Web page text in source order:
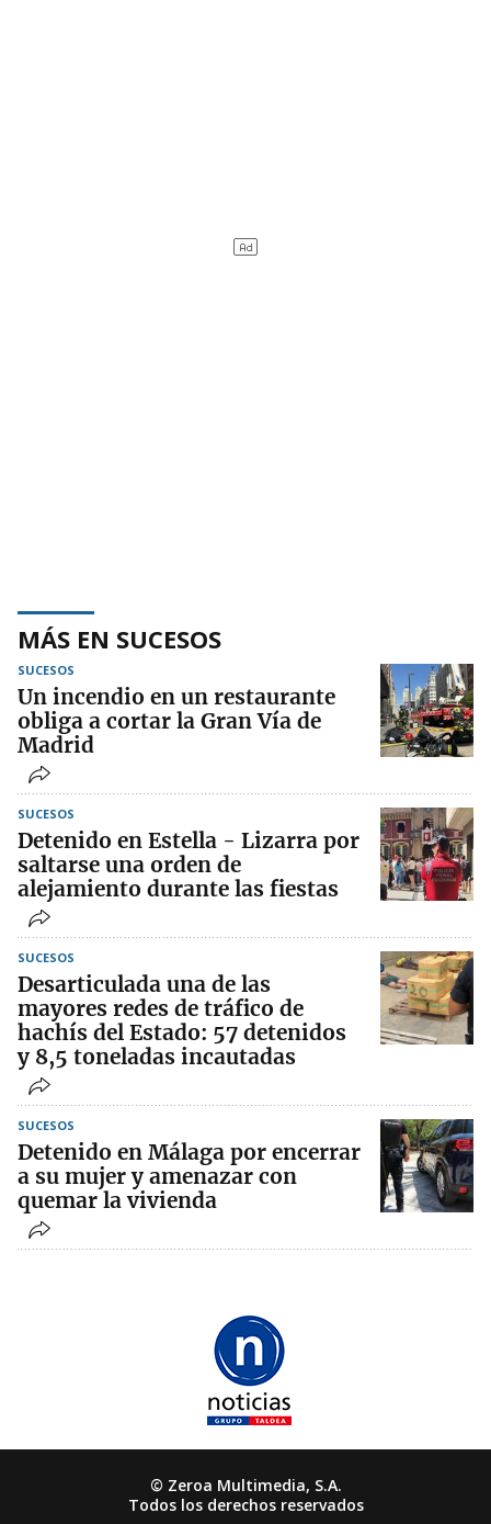
MÁS EN SUCESOS
SUCESOS
Un incendio en un restaurante
obliga a cortar la Gran Vía de
Madrid
SUCESOS
Detenido en Estella - Lizarra por
saltarse una orden de
alejamiento durante las fiestas
SUCESOS
Desarticulada una de las
mayores redes de tráfico de
hachís del Estado: 57 detenidos
y 8,5 toneladas incautadas
SUCESOS
Detenido en Málaga por encerrar
a su mujer y amenazar con
quemar la vivienda
© Zeroa Multimedia, S.A.
Todos los derechos reservados